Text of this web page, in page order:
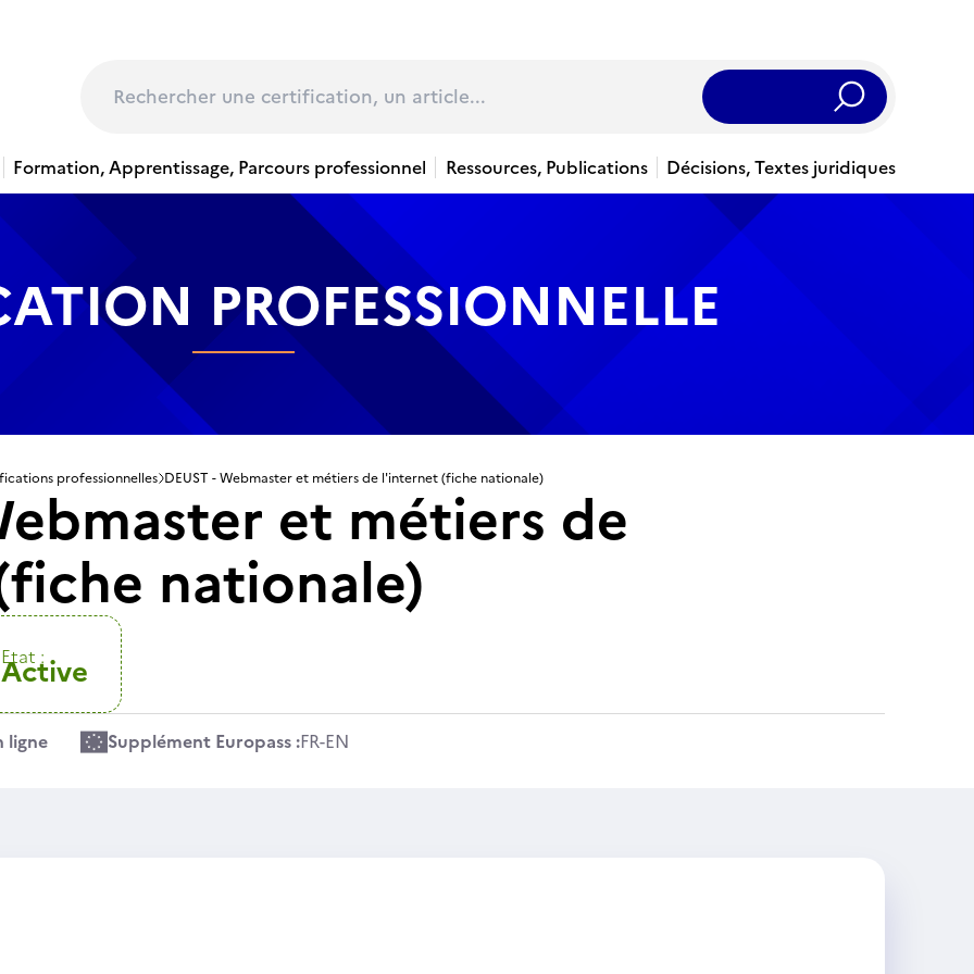
Rechercher
Formation, Apprentissage, Parcours professionnel Ressources, Publications Décisions, Textes juridiques
PROFESSIONNELLE
professionnelles DEUST - Webmaster et métiers de l'internet (fiche nationale)
et métiers de
nationale)
Etat :
Active
ligne Supplément Europass :FR-EN